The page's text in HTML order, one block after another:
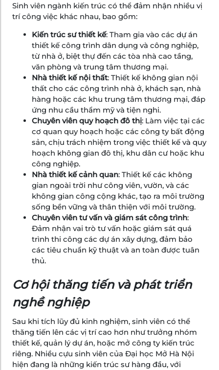
Sinh viên ngành kiến trúc có thể đảm nhận nhiều vị
trí công việc khác nhau, bao gồm:
Kiến trúc sư thiết kế: Tham gia vào các dự án
thiết kế công trình dân dụng và công nghiệp,
từ nhà ở, biệt thự đến các tòa nhà cao tầng,
văn phòng và trung tâm thương mại.
Nhà thiết kế nội thất: Thiết kế không gian nội
thất cho các công trình nhà ở, khách sạn, nhà
hàng hoặc các khu trung tâm thương mại, đáp
ứng nhu cầu thẩm mỹ và tiện nghi.
Chuyên viên quy hoạch đô thị: Làm việc tại các
cơ quan quy hoạch hoặc các công ty bất động
sản, chịu trách nhiệm trong việc thiết kế và quy
hoạch không gian đô thị, khu dân cư hoặc khu
công nghiệp.
Nhà thiết kế cảnh quan: Thiết kế các không
gian ngoài trời như công viên, vườn, và các
không gian công cộng khác, tạo ra môi trường
sống bền vững và thân thiện với môi trường.
Chuyên viên tư vấn và giám sát công trình:
Đảm nhận vai trò tư vấn hoặc giám sát quá
trình thi công các dự án xây dựng, đảm bảo
các tiêu chuẩn kỹ thuật và an toàn được tuân
thủ.
Cơ hội thăng tiến và phát triển
nghề nghiệp
Sau khi tích lũy đủ kinh nghiệm, sinh viên có thể
thăng tiến lên các vị trí cao hơn như trưởng nhóm
thiết kế, quản lý dự án, hoặc mở công ty kiến trúc
riêng. Nhiều cựu sinh viên của Đại học Mở Hà Nội
hiện đang là những kiến trúc sư hàng đầu, với